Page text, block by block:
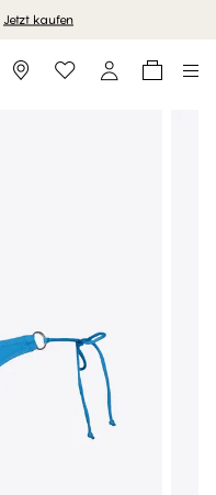
Jetzt kaufen
Storefinder